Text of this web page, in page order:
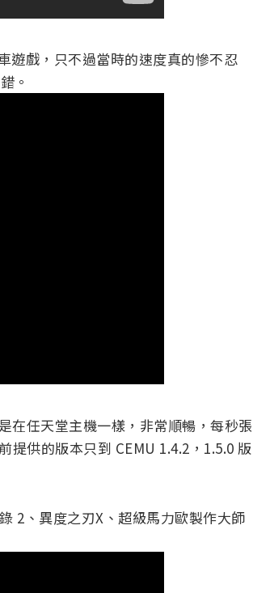
遊戲，只不過當時的速度真的慘不忍
。
在任天堂主機一樣，非常順暢，每秒張
提供的版本只到 CEMU 1.4.2，1.5.0 版
2、異度之刃X、超級馬力歐製作大師